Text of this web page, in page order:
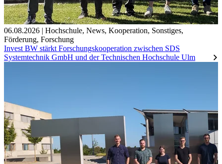
06.08.2026 Hochschule, News, Kooperation, Sonstiges,
Förderung, Forschung
Invest BW stärkt Forschungskooperation zwischen SDS
Systemtechnik GmbH und der Technischen Hochschule Ulm